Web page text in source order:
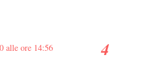
alle ore 14:56